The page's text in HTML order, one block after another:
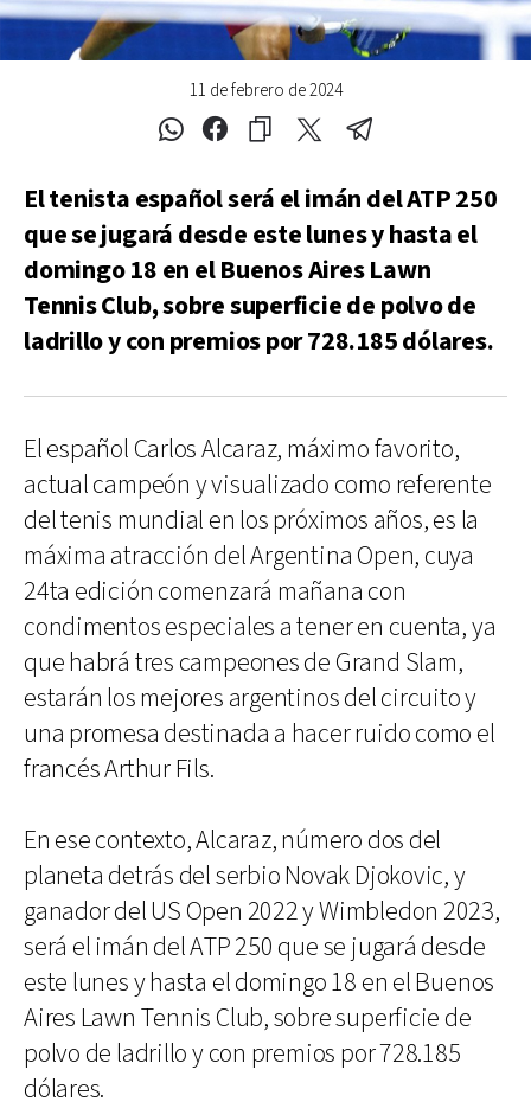
11 de febrero de 2024
El tenista español será el imán del ATP 250
que se jugará desde este lunes y hasta el
domingo 18 en el Buenos Aires Lawn
Tennis Club, sobre superficie de polvo de
ladrillo y con premios por 728.185 dólares.
El español Carlos Alcaraz, máximo favorito,
actual campeón y visualizado como referente
del tenis mundial en los próximos años, es la
máxima atracción del Argentina Open, cuya
24ta edición comenzará mañana con
condimentos especiales a tener en cuenta, ya
que habrá tres campeones de Grand Slam,
estarán los mejores argentinos del circuito y
una promesa destinada a hacer ruido como el
francés Arthur Fils.
En ese contexto, Alcaraz, número dos del
planeta detrás del serbio Novak Djokovic, y
ganador del US Open 2022 y Wimbledon 2023,
será el imán del ATP 250 que se jugará desde
este lunes y hasta el domingo 18 en el Buenos
Aires Lawn Tennis Club, sobre superficie de
polvo de ladrillo y con premios por 728.185
dólares.